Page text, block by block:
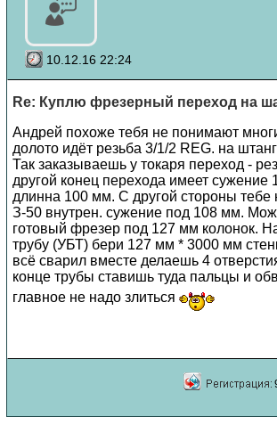
10.12.16 22:24
Re: Куплю фрезерный переход на
Андрей похоже тебя не понимают
долото идёт резьба 3/1/2 REG. на
Так заказываешь у токаря переход -
другой конец перехода имеет сужение
длинна 100 мм. С другой стороны тебе
З-50 внутрен. сужение под 108 мм.
готовый фрезер под 127 мм колонок.
трубу (УБТ) бери 127 мм * 3000 мм
всё сварил вместе делаешь 4
конце трубы ставишь туда пальцы и
главное не надо злиться